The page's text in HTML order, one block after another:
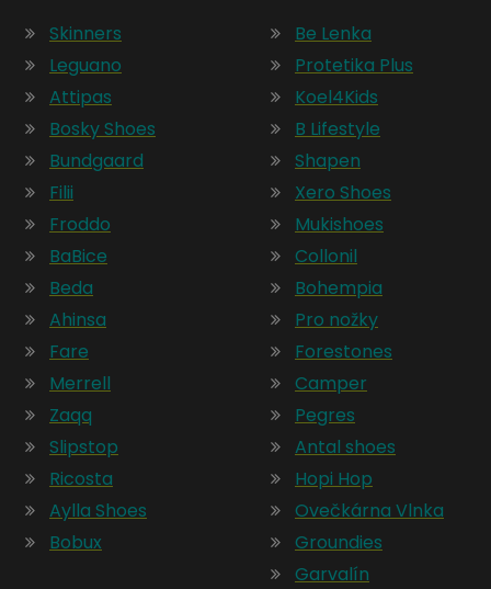
Skinners
Leguano
Attipas
Bosky Shoes
Bundgaard
Filii
Froddo
BaBice
Beda
Ahinsa
Fare
Merrell
Zaqq
Slipstop
Ricosta
Aylla Shoes
Bobux
Be Lenka
Protetika Plus
Koel4Kids
B Lifestyle
Shapen
Xero Shoes
Mukishoes
Collonil
Bohempia
Pro nožky
Forestones
Camper
Pegres
Antal shoes
Hopi Hop
Ovečkárna Vlnka
Groundies
Garvalín